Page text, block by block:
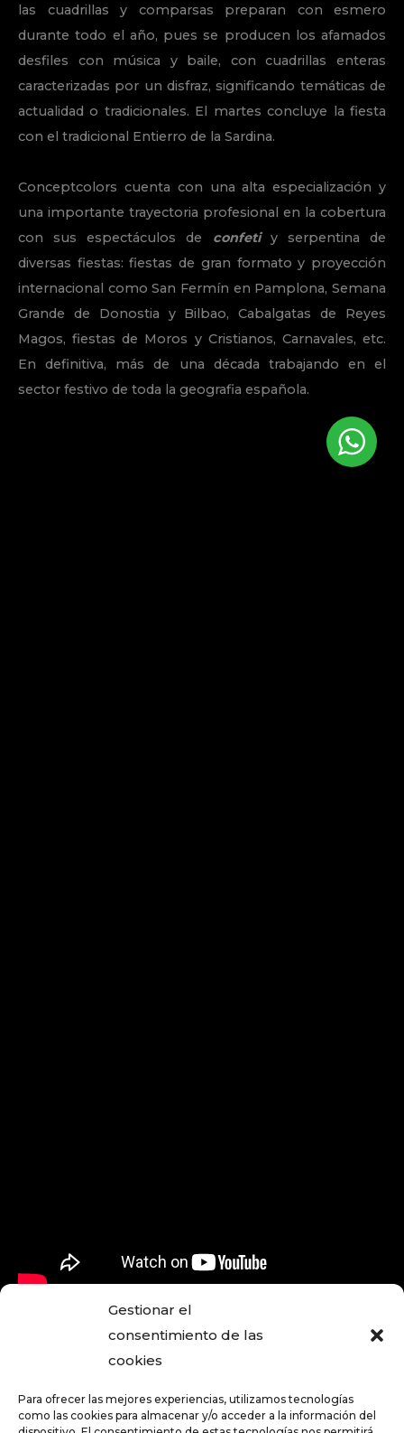
Gestionar el
consentimiento de las
cookies
Para ofrecer las mejores experiencias, utilizamos tecnologías
como las cookies para almacenar y/o acceder a la información del
las cuadrillas y comparsas preparan con esmero
durante todo el año, pues se producen los afamados
desfiles con música y baile, con cuadrillas enteras
caracterizadas por un disfraz, significando temáticas de
actualidad o tradicionales. El martes concluye la fiesta
con el tradicional Entierro de la Sardina.
Conceptcolors cuenta con una alta especialización y
una importante trayectoria profesional en la cobertura
con sus espectáculos de confeti y serpentina de
diversas fiestas: fiestas de gran formato y proyección
internacional como San Fermín en Pamplona, Semana
Grande de Donostia y Bilbao, Cabalgatas de Reyes
Magos, fiestas de Moros y Cristianos, Carnavales, etc.
En definitiva, más de una década trabajando en el
sector festivo de toda la geografia española.
POST ANTERIOR
DE SAN
SEBASTIAN
SERPENTINAS:
CHUPINAZO SAN